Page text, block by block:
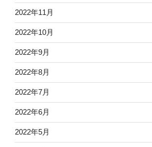
2022年11月
2022年10月
2022年9月
2022年8月
2022年7月
2022年6月
2022年5月